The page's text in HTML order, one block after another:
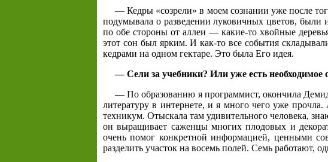
— Кедры «созрели» в моем сознании уже после
подумывала о разведении луковичных цветов,
по обе стороны от аллеи — какие-то хвойные
этот сон был ярким. И как-то все события
кедрами на одном гектаре. Это была Его идея.
— Сели за учебники? Или уже есть необходимое
— По образованию я программист, окончила
литературу в интернете, и я много чего уже
техникум. Отыскала там удивительного человека,
он выращивает саженцы многих плодовых и
очень помог конкретной информацией, ценными
разделить участок на восемь полей. Семь работают,